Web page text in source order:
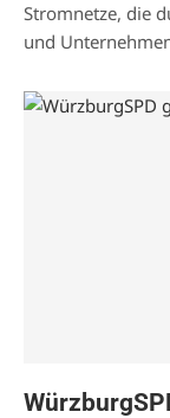
Stromnetze, die
und